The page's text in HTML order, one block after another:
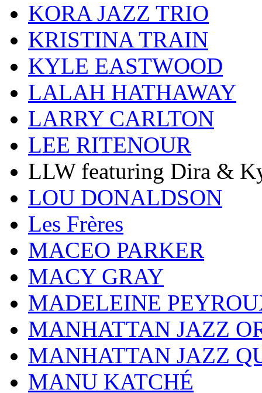
KORA JAZZ TRIO
KRISTINA TRAIN
KYLE EASTWOOD
LALAH HATHAWAY
LARRY CARLTON
LEE RITENOUR
LLW featuring Dira &
LOU DONALDSON
Les Frères
MACEO PARKER
MACY GRAY
MADELEINE
MANHATTAN JAZZ
MANHATTAN JAZZ
MANU KATCHÉ